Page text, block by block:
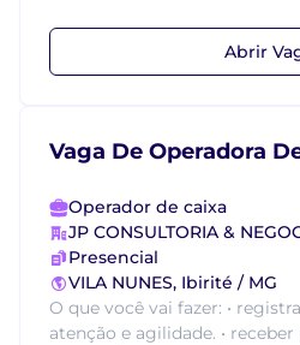
Abrir
Vaga De Operadora
Operador de caixa
JP CONSULTORIA &
Presencial
VILA NUNES, Ibirité / MG
O que você vai fazer: •
atenção e agilidade. •